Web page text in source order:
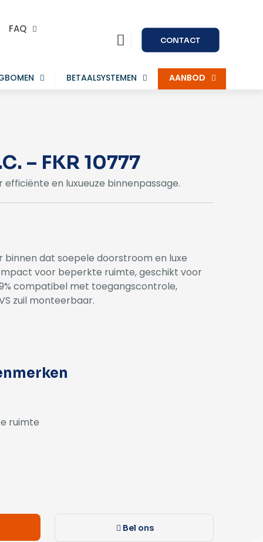
FAQ
CONTACT
BETAALSYSTEMEN AANBOD
– FKR 10777
en luxueuze binnenpassage.
binnen dat soepele doorstroom en luxe
voor beperkte ruimte, geschikt voor
compatibel met toegangscontrole,
zuil monteerbaar.
ruimte
Bel ons